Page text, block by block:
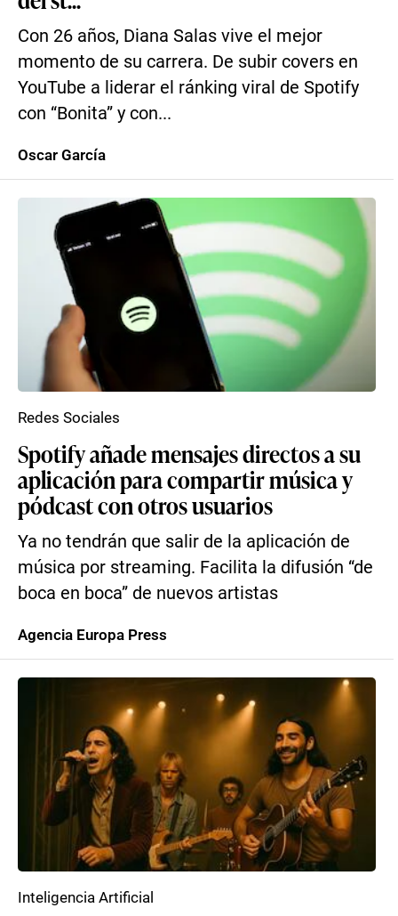
Con 26 años, Diana Salas vive el mejor
momento de su carrera. De subir covers en
YouTube a liderar el ránking viral de Spotify
con “Bonita” y con...
Oscar García
Spotify añade mensajes directos a su
aplicación para compartir música y
pódcast con otros usuarios
Ya no tendrán que salir de la aplicación de
música por streaming. Facilita la difusión “de
boca en boca” de nuevos artistas
Redes Sociales
Agencia Europa Press
Inteligencia Artificial